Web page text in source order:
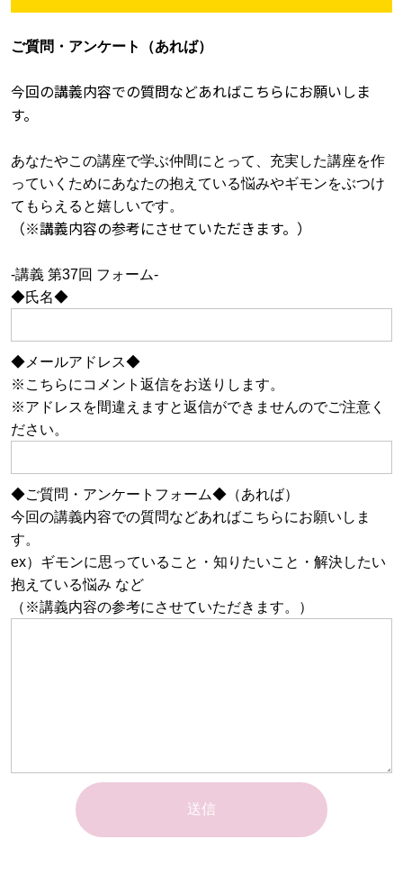
ご質問・アンケート（あれば）
今回の講義内容での質問などあればこちらにお願いしま
す。
あなたやこの講座で学ぶ仲間にとって、充実した講座を作
っていくためにあなたの抱えている悩みやギモンをぶつけ
てもらえると嬉しいです。
（※講義内容の参考にさせていただきます。）
-講義 第37回 フォーム-
◆氏名◆
◆メールアドレス◆
※こちらにコメント返信をお送りします。
※アドレスを間違えますと返信ができませんのでご注意く
ださい。
◆ご質問・アンケートフォーム◆（あれば）
今回の講義内容での質問などあればこちらにお願いしま
す。
ex）ギモンに思っていること・知りたいこと・解決したい
抱えている悩み など
（※講義内容の参考にさせていただきます。）